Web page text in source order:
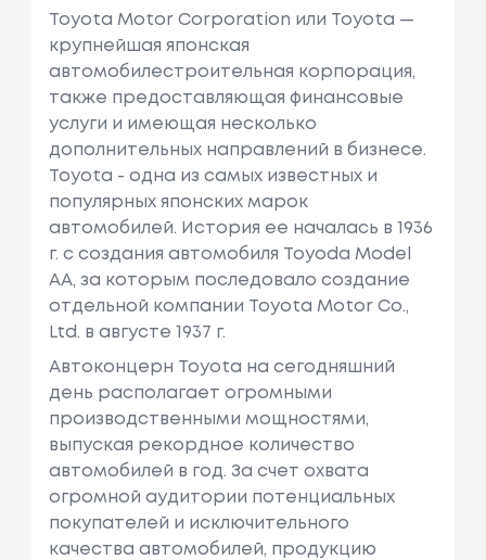
Toyota Motor Corporation или Toyota —
крупнейшая японская
автомобилестроительная корпорация,
также предоставляющая финансовые
услуги и имеющая несколько
дополнительных направлений в бизнесе.
Toyota - одна из самых известных и
популярных японских марок
автомобилей. История ее началась в 1936
г. с создания автомобиля Toyoda Model
AA, за которым последовало создание
отдельной компании Toyota Motor Co.,
Ltd. в августе 1937 г.
Автоконцерн Toyota на сегодняшний
день располагает огромными
производственными мощностями,
выпуская рекордное количество
автомобилей в год. За счет охвата
огромной аудитории потенциальных
покупателей и исключительного
качества автомобилей, продукцию